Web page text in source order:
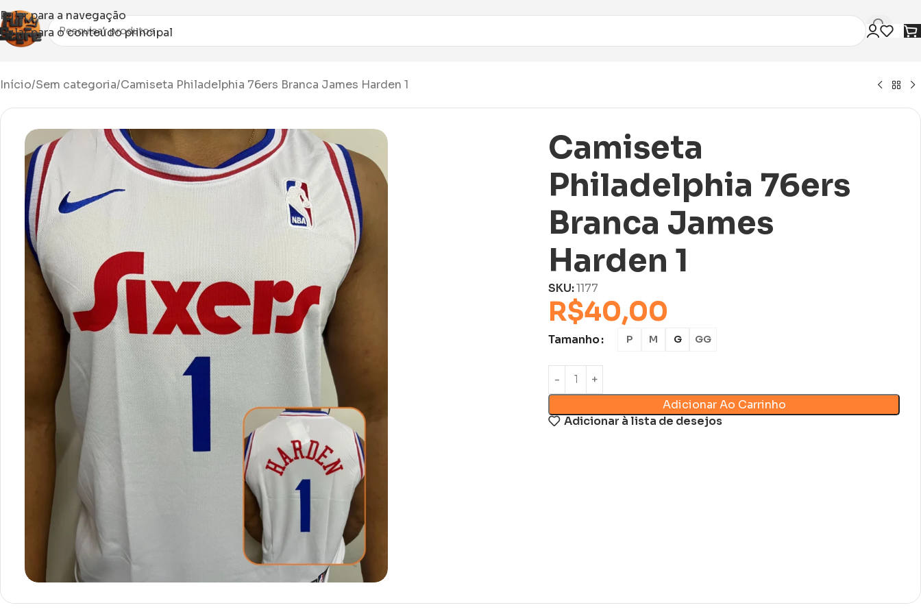
Pular para a navegação
Pular para o conteúdo principal
Início Sem categoria Camiseta Philadelphia 76ers Branca James Harden 1
Camiseta
Philadelphia 76ers
Branca James
Harden 1
SKU:1177
R$40,00
Tamanho P M G GG
Adicionar Ao Carrinho
Adicionar à lista de desejos